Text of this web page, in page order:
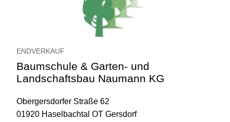
ENDVERKAUF
Baumschule & Garten- und
Landschaftsbau Naumann KG
Obergersdorfer Straße 62
01920 Haselbachtal OT Gersdorf